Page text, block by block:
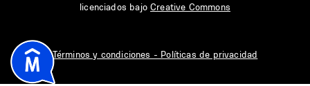
licenciados bajoCreative Commons
Términos y condiciones - Políticas de privacidad